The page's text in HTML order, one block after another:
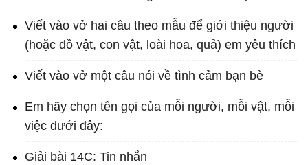
Viết vào vở hai câu theo mẫu để giới thiệu người
(hoặc đồ vật, con vật, loài hoa, quả) em yêu thích
Viết vào vở một câu nói về tình cảm bạn bè
Em hãy chọn tên gọi của mỗi người, mỗi vật, mỗi
việc dưới đây:
Giải bài 14C: Tin nhắn